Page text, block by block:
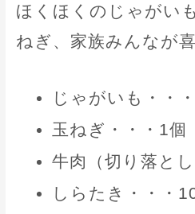
ほくほくのじゃがい
ねぎ、家族みんなが
じゃがいも・・
玉ねぎ・・・1個
牛肉（切り落と
しらたき・・・